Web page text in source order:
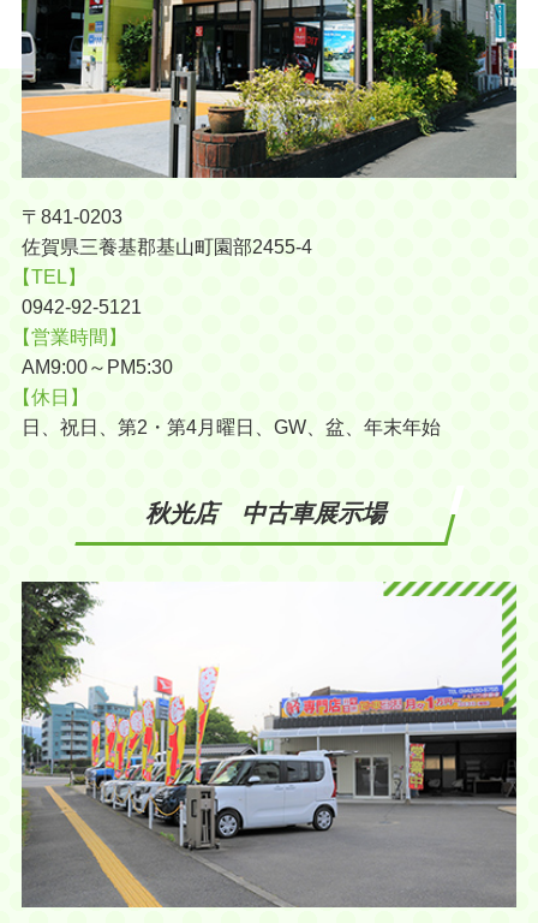
〒841-0203
佐賀県三養基郡基山町園部2455-4
【TEL】
0942-92-5121
【営業時間】
AM9:00～PM5:30
【休日】
日、祝日、第2・第4月曜日、GW、盆、年末年始
秋光店 中古車展示場